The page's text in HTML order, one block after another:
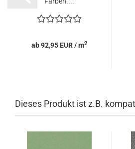
ab 92,95 EUR / m2
Dieses Produkt ist z.B.